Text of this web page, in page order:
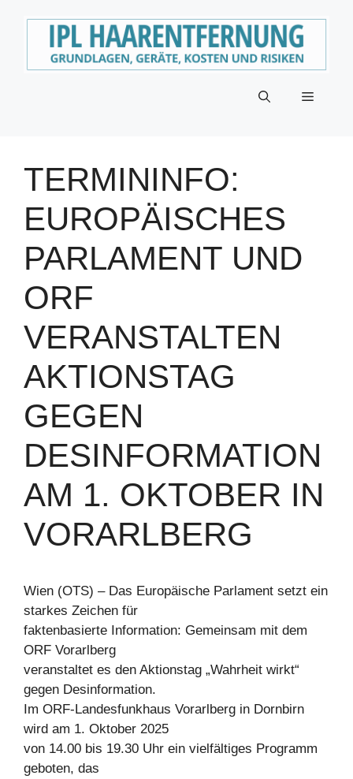
Menü
TERMININFO:
EUROPÄISCHES
PARLAMENT UND
ORF
VERANSTALTEN
AKTIONSTAG
GEGEN
DESINFORMATION
AM 1. OKTOBER IN
VORARLBERG
Wien (OTS) – Das Europäische Parlament setzt ein
starkes Zeichen für
faktenbasierte Information: Gemeinsam mit dem
ORF Vorarlberg
veranstaltet es den Aktionstag „Wahrheit wirkt“
gegen Desinformation.
Im ORF-Landesfunkhaus Vorarlberg in Dornbirn
wird am 1. Oktober 2025
von 14.00 bis 19.30 Uhr ein vielfältiges Programm
geboten, das